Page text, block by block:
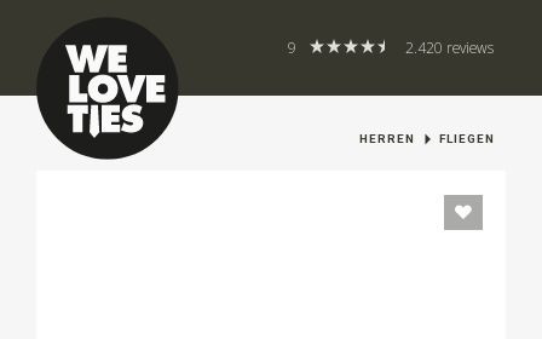
9 2.420 reviews
HERREN FLIEGEN